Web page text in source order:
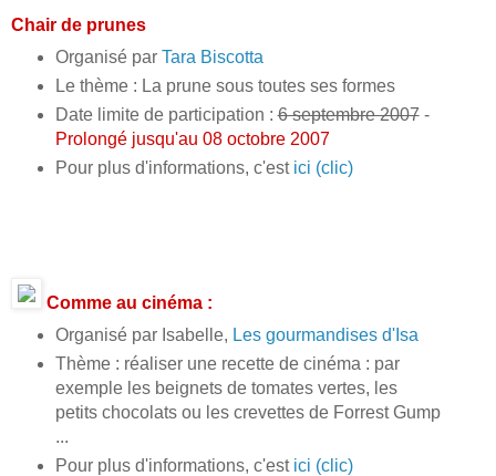
Chair de prunes
Organisé par Tara Biscotta
Le thème : La prune sous toutes ses formes
Date limite de participation :6 septembre 2007-
Prolongé jusqu'au 08 octobre 2007
Pour plus d'informations, c'est ici (clic)
Comme au cinéma :
Organisé par Isabelle, Les gourmandises d'Isa
Thème : réaliser une recette de cinéma : par
exemple les beignets de tomates vertes, les
petits chocolats ou les crevettes de Forrest Gump
...
Pour plus d'informations, c'est ici (clic)